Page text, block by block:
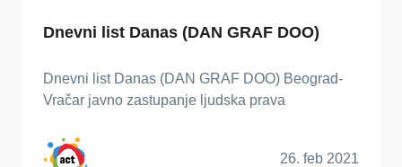
Dnevni list Danas (DAN GRAF DOO)
Dnevni list Danas (DAN GRAF DOO) Beograd-
Vračar javno zastupanje ljudska prava
26. feb 2021